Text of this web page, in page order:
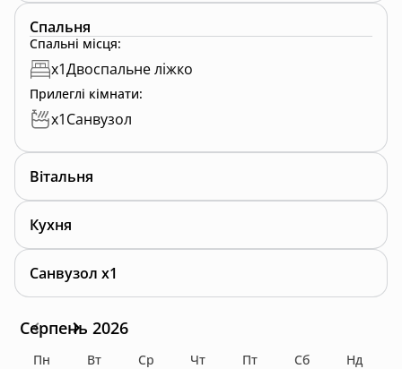
Спальня
Спальні місця:
x1Двоспальне ліжко
Прилеглі кімнати:
x1Санвузол
Вітальня
Кухня
Санвузол x1
Серпень 2026
Пн Вт Ср Чт Пт Сб Нд